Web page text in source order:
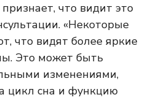
что видит это
«Некоторые
что видят более яркие
Это может быть
изменениями,
цикл сна и функцию